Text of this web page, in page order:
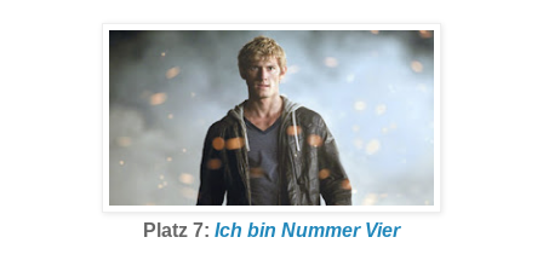
Platz 7: Ich bin Nummer Vier